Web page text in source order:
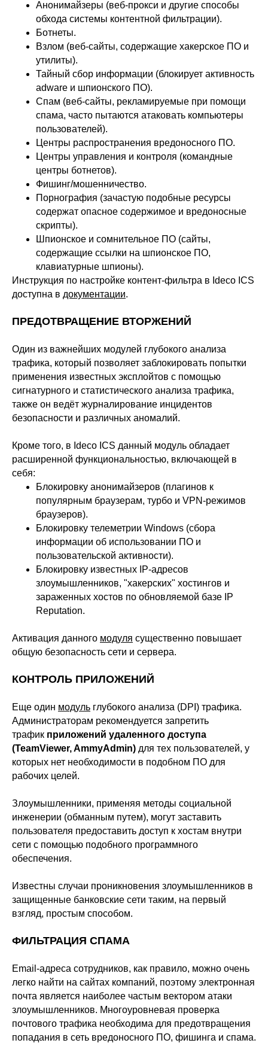
Анонимайзеры (веб-прокси и другие способы
обхода системы контентной фильтрации).
Ботнеты.
Взлом (веб-сайты, содержащие хакерское ПО и
утилиты).
Тайный сбор информации (блокирует активность
adware и шпионского ПО).
Спам (веб-сайты, рекламируемые при помощи
спама, часто пытаются атаковать компьютеры
пользователей).
Центры распространения вредоносного ПО.
Центры управления и контроля (командные
центры ботнетов).
Фишинг/мошенничество.
Порнография (зачастую подобные ресурсы
содержат опасное содержимое и вредоносные
скрипты).
Шпионское и сомнительное ПО (сайты,
содержащие ссылки на шпионское ПО,
клавиатурные шпионы).
Инструкция по настройке контент-фильтра в Ideco ICS
доступна в документации.
ПРЕДОТВРАЩЕНИЕ ВТОРЖЕНИЙ
Один из важнейших модулей глубокого анализа
трафика, который позволяет заблокировать попытки
применения известных эксплойтов с помощью
сигнатурного и статистического анализа трафика,
также он ведёт журналирование инцидентов
безопасности и различных аномалий.
Кроме того, в Ideco ICS данный модуль обладает
расширенной функциональностью, включающей в
себя:
Блокировку анонимайзеров (плагинов к
популярным браузерам, турбо и VPN-режимов
браузеров).
Блокировку телеметрии Windows (сбора
информации об использовании ПО и
пользовательской активности).
Блокировку известных IP-адресов
злоумышленников, "хакерских" хостингов и
зараженных хостов по обновляемой базе IP
Reputation.
Активация данного модуля существенно повышает
общую безопасность сети и сервера.
КОНТРОЛЬ ПРИЛОЖЕНИЙ
Еще один модуль глубокого анализа (DPI) трафика.
Администраторам рекомендуется запретить
трафик приложений удаленного доступа
(TeamViewer, AmmyAdmin) для тех пользователей, у
которых нет необходимости в подобном ПО для
рабочих целей.
Злоумышленники, применяя методы социальной
инженерии (обманным путем), могут заставить
пользователя предоставить доступ к хостам внутри
сети с помощью подобного программного
обеспечения.
Известны случаи проникновения злоумышленников в
защищенные банковские сети таким, на первый
взгляд, простым способом.
ФИЛЬТРАЦИЯ СПАМА
Email-адреса сотрудников, как правило, можно очень
легко найти на сайтах компаний, поэтому электронная
почта является наиболее частым вектором атаки
злоумышленников. Многоуровневая проверка
почтового трафика необходима для предотвращения
попадания в сеть вредоносного ПО, фишинга и спама.